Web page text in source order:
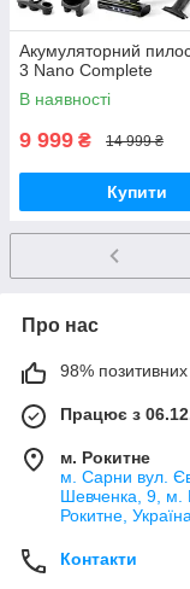
Акумуляторний
3 Nano Complete
В наявності
9 999 ₴ 14 999 ₴
Купити
Про нас
98% позитивних
Працює з
м. Рокитне
м. Сарни вул.
Шевченка, 9, м.
Рокитне, Україна
Контакти